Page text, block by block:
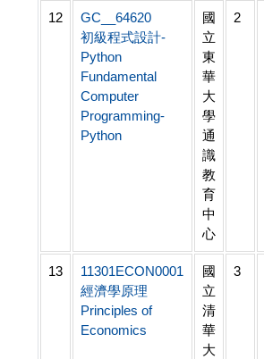
12
GC__64620
初級程式設計-
Python
Fundamental
Computer
Programming-
Python
國
立
東
華
大
學
通
識
教
育
中
心
2
13
11301ECON0001
經濟學原理
Principles of
Economics
國
立
清
華
大
3